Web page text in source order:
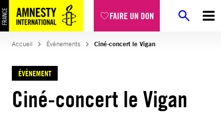
FAIRE UN DON
Accueil Évènements Ciné-concert le Vigan
ÉVÈNEMENT
Ciné-concert le Vigan